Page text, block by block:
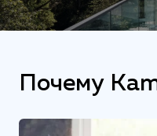
Почему